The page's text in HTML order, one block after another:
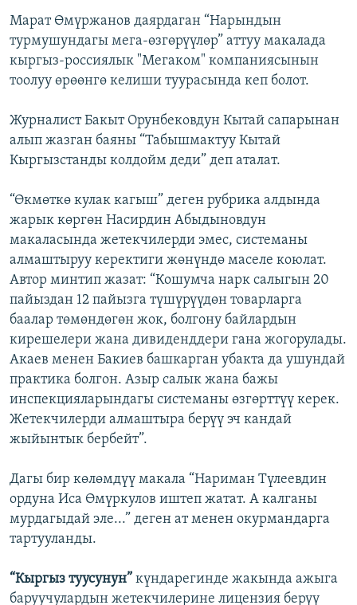
Марат Өмүржанов даярдаган “Нарындын
турмушундагы мега-өзгөрүүлөр” аттуу макалада
кыргыз-россиялык "Мегаком" компаниясынын
тоолуу өрөөнгө келиши туурасында кеп болот.
Журналист Бакыт Орунбековдун Кытай сапарынан
алып жазган баяны “Табышмактуу Кытай
Кыргызстанды колдойм деди” деп аталат.
“Өкмөткө кулак кагыш” деген рубрика алдында
жарык көргөн Насирдин Абыдыновдун
макаласында жетекчилерди эмес, системаны
алмаштыруу керектиги жөнүндө маселе коюлат.
Автор минтип жазат: “Кошумча нарк салыгын 20
пайыздан 12 пайызга түшүрүүдөн товарларга
баалар төмөндөгөн жок, болгону байлардын
кирешелери жана дивиденддери гана жогорулады.
Акаев менен Бакиев башкарган убакта да ушундай
практика болгон. Азыр салык жана бажы
инспекцияларындагы системаны өзгөрттүү керек.
Жетекчилерди алмаштыра берүү эч кандай
жыйынтык бербейт”.
Дагы бир көлөмдүү макала “Нариман Түлеевдин
ордуна Иса Өмүркулов иштеп жатат. А калганы
мурдагыдай эле...” деген ат менен окурмандарга
тартууланды.
“Кыргыз туусунун” күндарегинде жакында ажыга
баруучулардын жетекчилерине лицензия берүү